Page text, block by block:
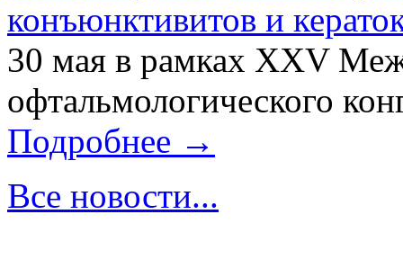
конъюнктивитов и
30 мая в рамках XXV
офтальмологического
Подробнее →
Все новости...